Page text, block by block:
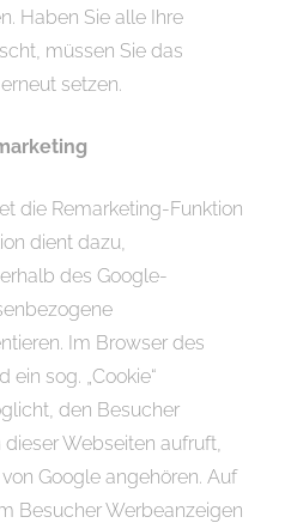
Haben Sie alle Ihre
müssen Sie das
setzen.
die Remarketing-Funktion
dient dazu,
des Google-
Im Browser des
sog. „Cookie“
den Besucher
Webseiten aufruft,
Google angehören. Auf
Besucher Werbeanzeigen